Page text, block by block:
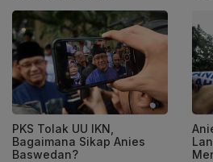
PKS Tolak UU IKN,
Bagaimana Sikap Anies
Baswedan?